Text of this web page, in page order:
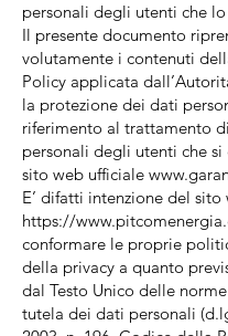
personali degli utenti che
Il presente documento
volutamente i contenuti
Policy applicata
la protezione dei dati
riferimento al trattamento
personali degli utenti che
sito web ufficiale
E’ difatti intenzione del sito
https://
conformare le proprie
della privacy a quanto
dal Testo Unico delle
tutela dei dati personali